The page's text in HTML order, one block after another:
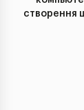
створення